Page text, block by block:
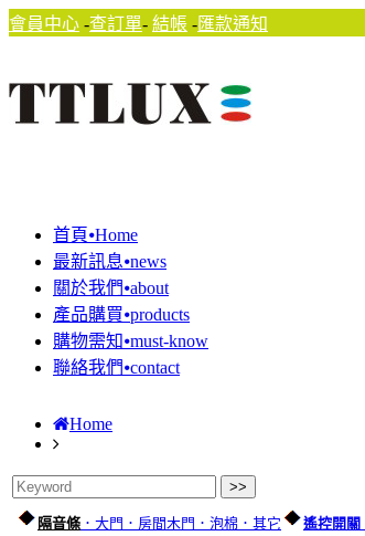
會員中心 -查訂單- 結帳 -匯款通知
首頁⦁Home
最新訊息⦁news
關於我們⦁about
產品購買⦁products
購物需知⦁must-know
聯絡我們⦁contact
Home
隔音條 ．大門 ．房間木門 ．泡棉 ．其它 遙控開關